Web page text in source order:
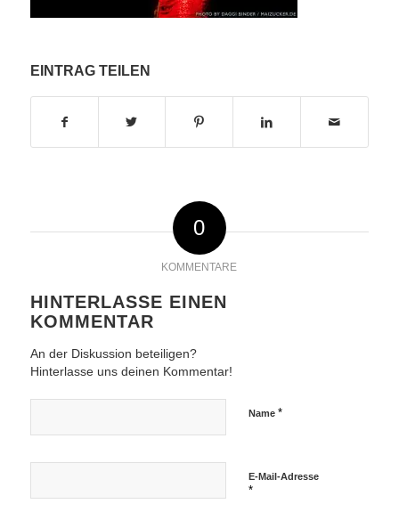
EINTRAG TEILEN
0
KOMMENTARE
HINTERLASSE EINEN
KOMMENTAR
An der Diskussion beteiligen?
Hinterlasse uns deinen Kommentar!
Name *
E-Mail-Adresse
*